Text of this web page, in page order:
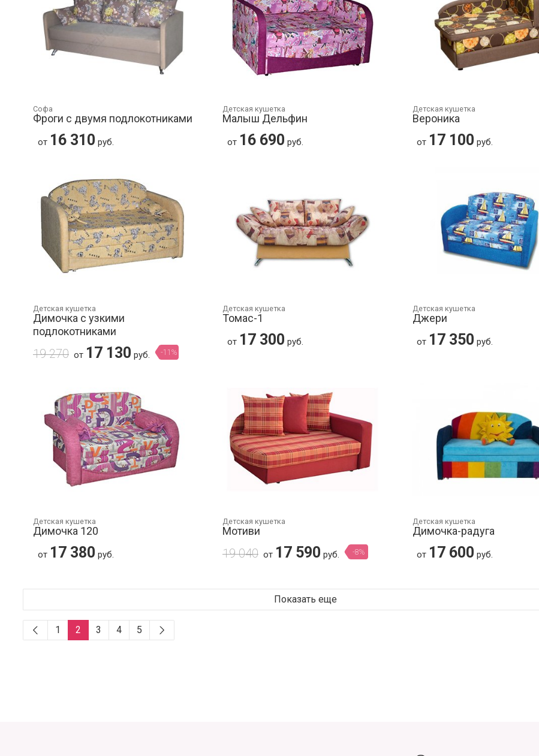
Софа
Фроги с двумя подлокотниками
от 16 310 руб.
Детская кушетка
Малыш Дельфин
от 16 690 руб.
Детская кушетка
Вероника
от 17 100 руб.
Детская кушетка
Димочка с узкими
подлокотниками
19 270 от 17 130 руб. -11%
Детская кушетка
Томас-1
от 17 300 руб.
Детская кушетка
Джери
от 17 350 руб.
Детская кушетка
Димочка 120
от 17 380 руб.
Детская кушетка
Мотиви
19 040 от 17 590 руб. -8%
Детская кушетка
Димочка-радуга
от 17 600 руб.
Показать еще
1 2 3 4 5